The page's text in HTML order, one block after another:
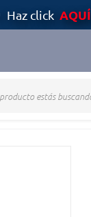
click AQUÍ